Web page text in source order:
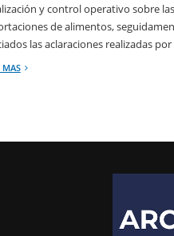
y control operativo sobre
de alimentos,
las aclaraciones realizadas
MAS